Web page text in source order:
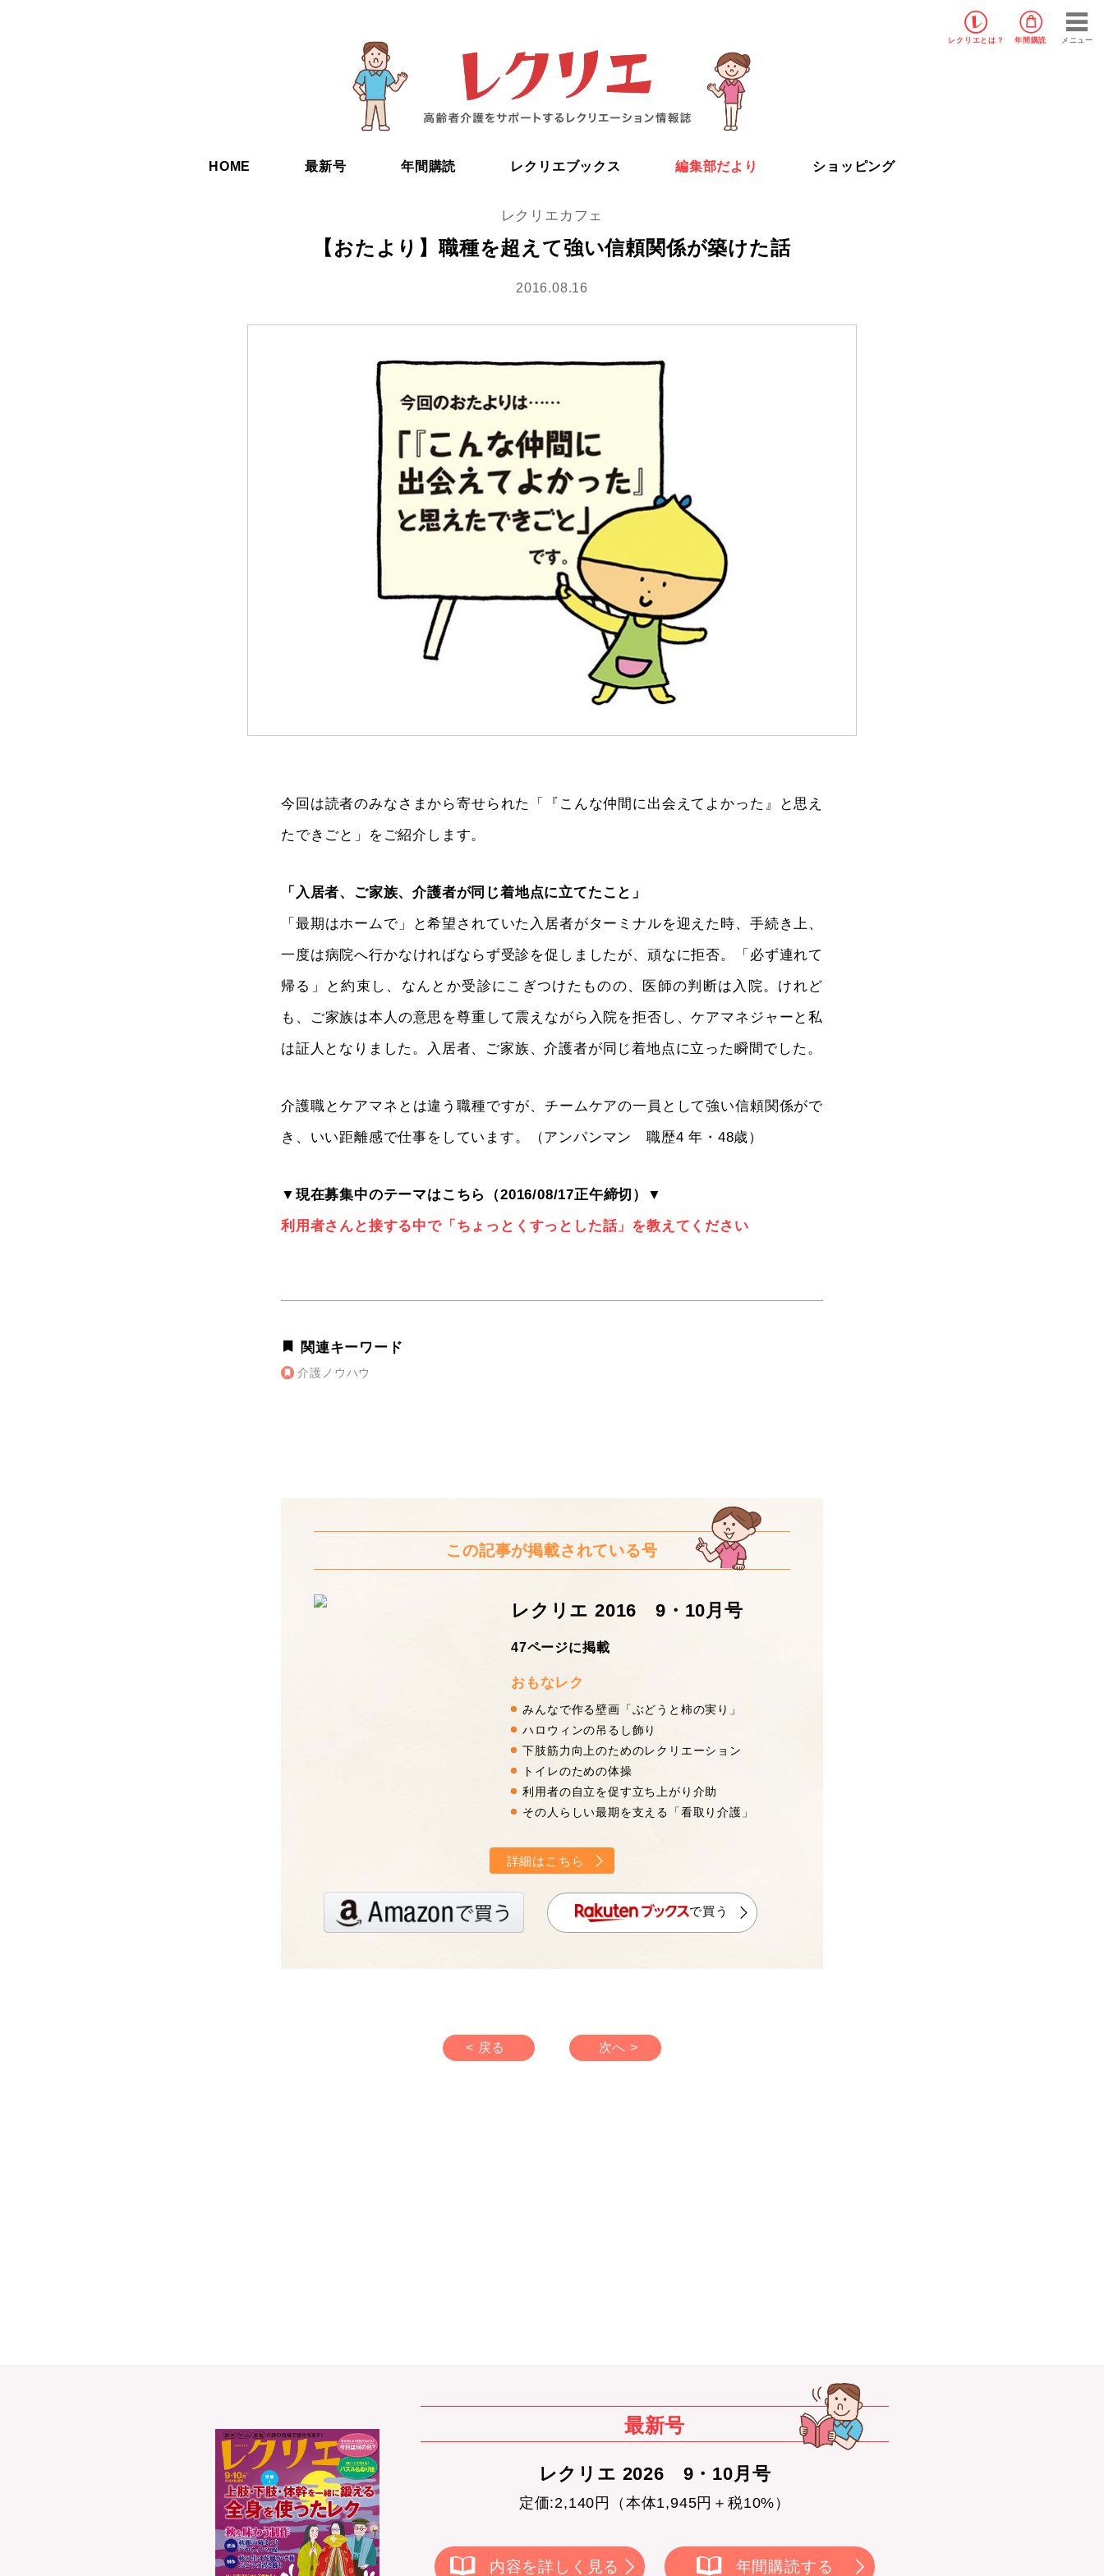
レクリエ とは？ 年間購読 メニュー
HOME 最新号 年間購読 レクリエブックス 編集部だより ショッピング
レクリエカフェ
【おたより】職種を超えて強い信頼関係が築けた話
2016.08.16
今回は読者のみなさまから寄せられた「『こんな仲間に出会えてよかった』と思え
たできごと」をご紹介します。
「入居者、ご家族、介護者が同じ着地点に立てたこと」
「最期はホームで」と希望されていた入居者がターミナルを迎えた時、手続き上、
一度は病院へ行かなければならず受診を促しましたが、頑なに拒否。「必ず連れて
帰る」と約束し、なんとか受診にこぎつけたものの、医師の判断は入院。けれど
も、ご家族は本人の意思を尊重して震えながら入院を拒否し、ケアマネジャーと私
は証人となりました。入居者、ご家族、介護者が同じ着地点に立った瞬間でした。
介護職とケアマネとは違う職種ですが、チームケアの一員として強い信頼関係がで
き、いい距離感で仕事をしています。（アンパンマン 職歴4 年・48歳）
▼現在募集中のテーマはこちら（2016/08/17正午締切）▼
利用者さんと接する中で「ちょっとくすっとした話」を教えてください
関連キーワード
介護ノウハウ
この記事が掲載されている号
レクリエ 2016 9・10月号
47ページに掲載
おもなレク
みんなで作る壁画「ぶどうと柿の実り」
ハロウィンの吊るし飾り
下肢筋力向上のためのレクリエーション
トイレのための体操
利用者の自立を促す立ち上がり介助
その人らしい最期を支える「看取り介護」
詳細はこちら
で買う
< 戻る 次へ >
最新号
レクリエ 2026 9・10月号
定価:2,140円（本体1,945円＋税10%）
内容を詳しく見る 年間購読する